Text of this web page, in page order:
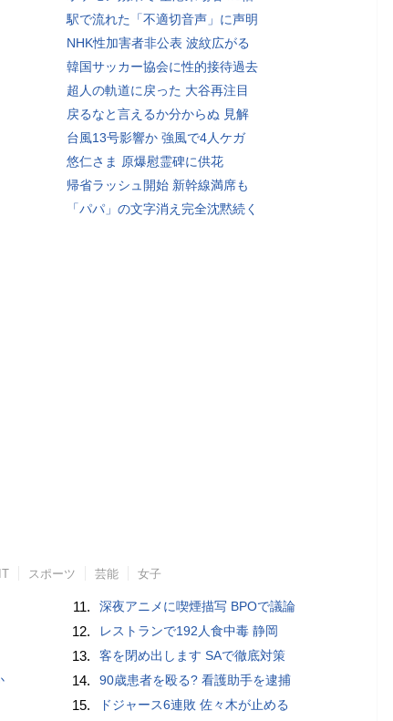
駅で流れた「不適切音声」に声明
NHK性加害者非公表 波紋広がる
韓国サッカー協会に性的接待過去
超人の軌道に戻った 大谷再注目
戻るなと言えるか分からぬ 見解
台風13号影響か 強風で4人ケガ
悠仁さま 原爆慰霊碑に供花
帰省ラッシュ開始 新幹線満席も
「パパ」の文字消え完全沈黙続く
IT スポーツ 芸能 女子
11. 深夜アニメに喫煙描写 BPOで議論
12. レストランで192人食中毒 静岡
13. 客を閉め出します SAで徹底対策
14. 90歳患者を殴る? 看護助手を逮捕
15. ドジャース6連敗 佐々木が止める